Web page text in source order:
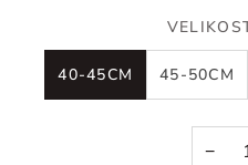
40-45CM 45-50CM
−